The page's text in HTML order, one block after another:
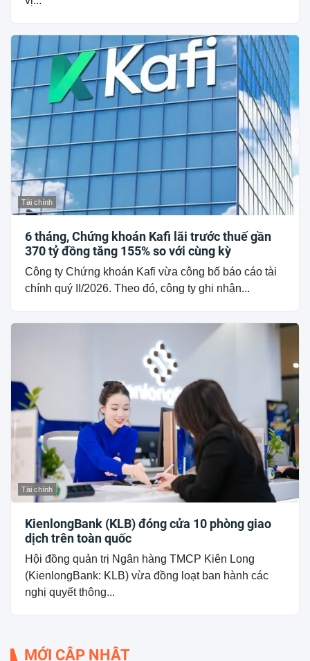
Tài chính
6 tháng, Chứng khoán Kafi lãi trước thuế gần
370 tỷ đồng tăng 155% so với cùng kỳ
Công ty Chứng khoán Kafi vừa công bố báo cáo tài
chính quý II/2026. Theo đó, công ty ghi nhận...
Tài chính
KienlongBank (KLB) đóng cửa 10 phòng giao
dịch trên toàn quốc
Hội đồng quản trị Ngân hàng TMCP Kiên Long
(KienlongBank: KLB) vừa đồng loạt ban hành các
nghị quyết thông...
MỚI CẬP NHẬT